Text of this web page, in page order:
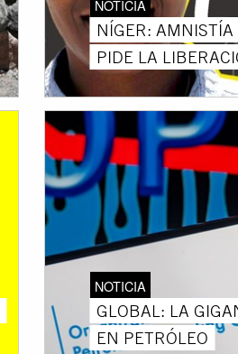
NOTICIA
NÍGER: AMNISTÍA
PIDE LA
NOTICIA
GLOBAL: LA
EN PETRÓLEO